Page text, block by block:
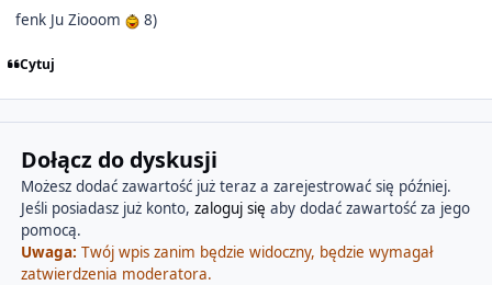
fenk Ju Ziooom 8)
Cytuj
Dołącz do dyskusji
Możesz dodać zawartość już teraz a zarejestrować się później.
Jeśli posiadasz już konto, zaloguj się aby dodać zawartość za jego
pomocą.
Uwaga: Twój wpis zanim będzie widoczny, będzie wymagał
zatwierdzenia moderatora.